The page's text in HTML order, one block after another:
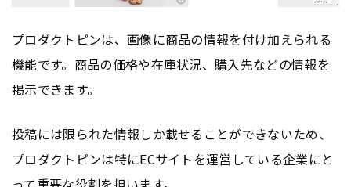
プロダクトピンは、画像に商品の情報を付け加えられる
機能です。商品の価格や在庫状況、購入先などの情報を
掲示できます。
投稿には限られた情報しか載せることができないため、
プロダクトピンは特にECサイトを運営している企業にと